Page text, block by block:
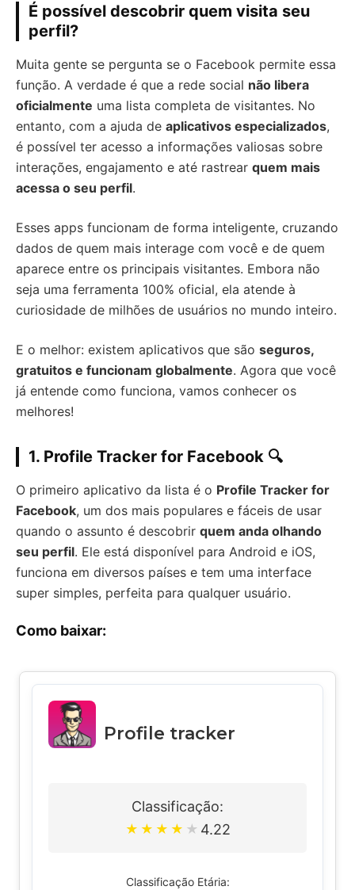
É possível descobrir quem visita seu
perfil?
Muita gente se pergunta se o Facebook permite essa
função. A verdade é que a rede social não libera
oficialmente uma lista completa de visitantes. No
entanto, com a ajuda de aplicativos especializados,
é possível ter acesso a informações valiosas sobre
interações, engajamento e até rastrear quem mais
acessa o seu perfil.
Esses apps funcionam de forma inteligente, cruzando
dados de quem mais interage com você e de quem
aparece entre os principais visitantes. Embora não
seja uma ferramenta 100% oficial, ela atende à
curiosidade de milhões de usuários no mundo inteiro.
E o melhor: existem aplicativos que são seguros,
gratuitos e funcionam globalmente. Agora que você
já entende como funciona, vamos conhecer os
melhores!
1. Profile Tracker for Facebook 🔍
O primeiro aplicativo da lista é o Profile Tracker for
Facebook, um dos mais populares e fáceis de usar
quando o assunto é descobrir quem anda olhando
seu perfil. Ele está disponível para Android e iOS,
funciona em diversos países e tem uma interface
super simples, perfeita para qualquer usuário.
Como baixar:
Profile tracker
Classificação:
★ ★ ★ ★ ★ 4.22
Classificação Etária: